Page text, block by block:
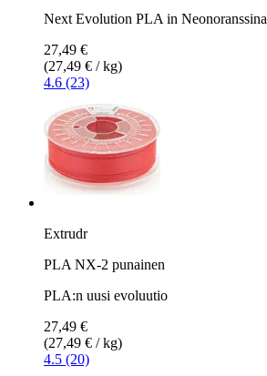
Next Evolution PLA in Neonoranssina
27,49 €
(27,49 € / kg)
4.6 (23)
Extrudr
PLA NX-2 punainen
PLA:n uusi evoluutio
27,49 €
(27,49 € / kg)
4.5 (20)